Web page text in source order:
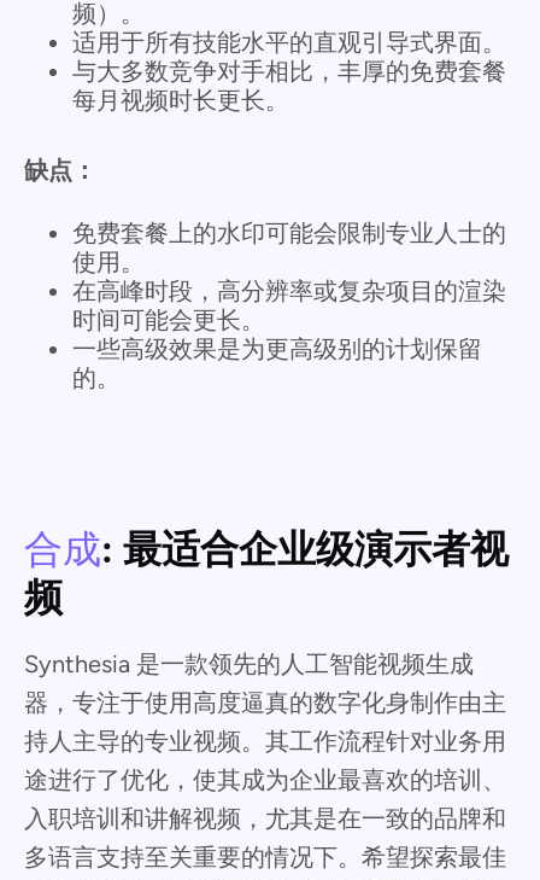
频）。
适用于所有技能水平的直观引导式界面。
与大多数竞争对手相比，丰厚的免费套餐
每月视频时长更长。
缺点：
免费套餐上的水印可能会限制专业人士的
使用。
在高峰时段，高分辨率或复杂项目的渲染
时间可能会更长。
一些高级效果是为更高级别的计划保留
的。
合成: 最适合企业级演示者视
频
Synthesia 是一款领先的人工智能视频生成
器，专注于使用高度逼真的数字化身制作由主
持人主导的专业视频。其工作流程针对业务用
途进行了优化，使其成为企业最喜欢的培训、
入职培训和讲解视频，尤其是在一致的品牌和
多语言支持至关重要的情况下。希望探索最佳